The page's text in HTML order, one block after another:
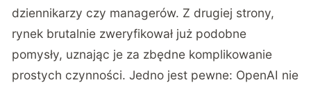
dziennikarzy czy managerów. Z drugiej strony,
rynek brutalnie zweryfikował już podobne
pomysły, uznając je za zbędne komplikowanie
prostych czynności. Jedno jest pewne: OpenAI nie